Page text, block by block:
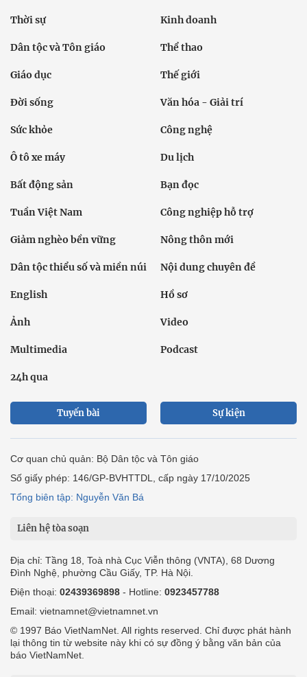
Thời sự Kinh doanh
Dân tộc và Tôn giáo Thể thao
Giáo dục Thế giới
Đời sống Văn hóa - Giải trí
Sức khỏe Công nghệ
Ô tô xe máy Du lịch
Bất động sản Bạn đọc
Tuần Việt Nam Công nghiệp hỗ trợ
Giảm nghèo bền vững Nông thôn mới
Dân tộc thiểu số và miền núi Nội dung chuyên đề
English Hồ sơ
Ảnh Video
Multimedia Podcast
24h qua
Tuyến bài Sự kiện
Cơ quan chủ quản: Bộ Dân tộc và Tôn giáo
Số giấy phép: 146/GP-BVHTTDL, cấp ngày 17/10/2025
Tổng biên tập: Nguyễn Văn Bá
Liên hệ tòa soạn
Địa chỉ: Tầng 18, Toà nhà Cục Viễn thông (VNTA), 68 Dương
Đình Nghệ, phường Cầu Giấy, TP. Hà Nội.
Điện thoại: 02439369898 - Hotline: 0923457788
Email: vietnamnet@vietnamnet.vn
© 1997 Báo VietNamNet. All rights reserved. Chỉ được phát hành
lại thông tin từ website này khi có sự đồng ý bằng văn bản của
báo VietNamNet.